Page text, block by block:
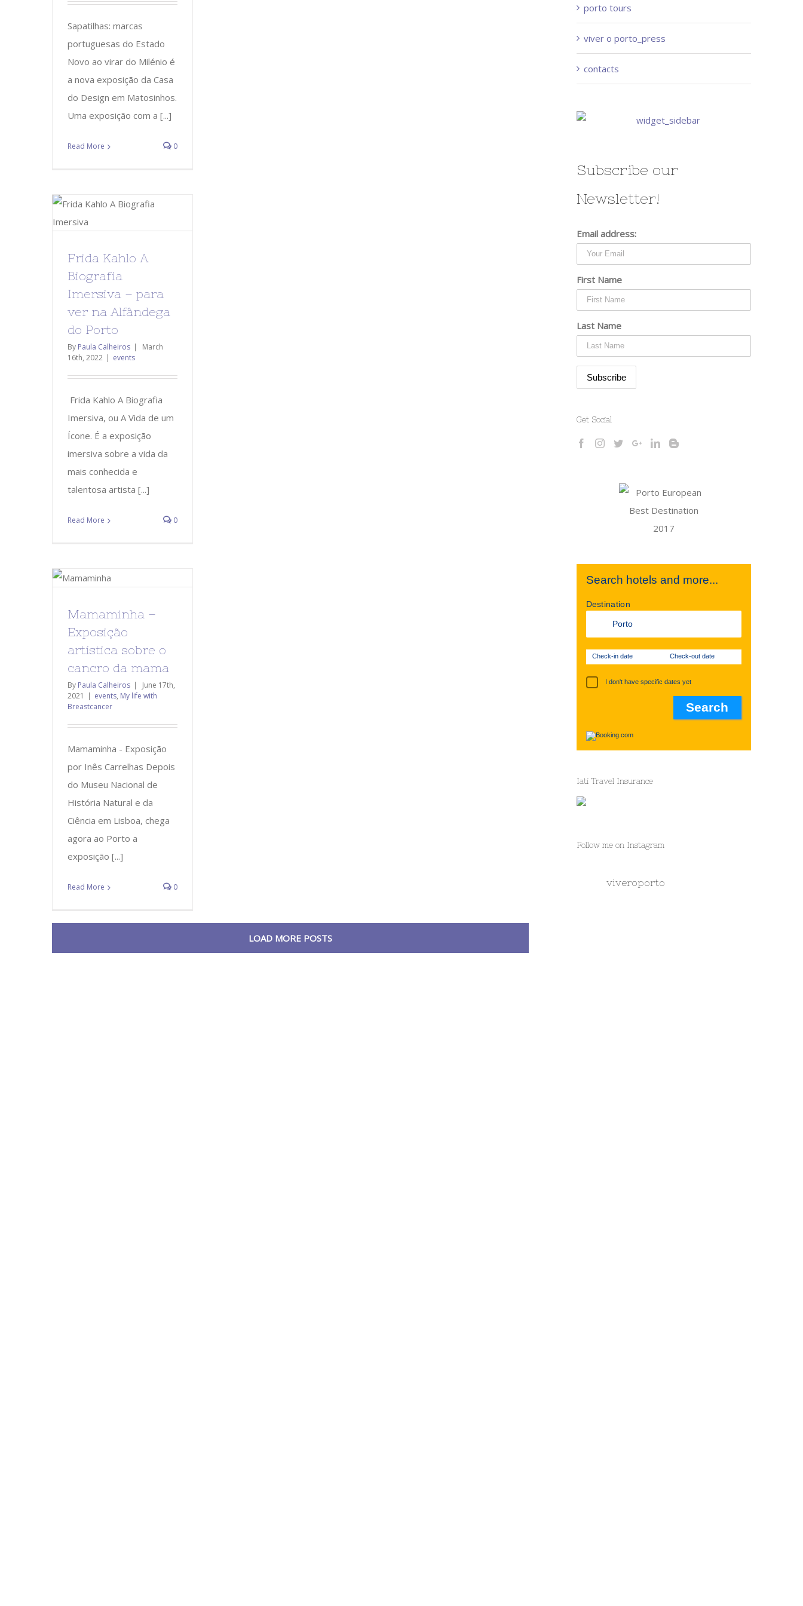
Sapatilhas: marcas
portuguesas do Estado
Novo ao virar do Milénio é
a nova exposição da Casa
do Design em Matosinhos.
Uma exposição com a [...]
Read More 0
Frida Kahlo A
Biografia
Imersiva – para
ver na Alfândega
do Porto
By Paula Calheiros |
March
16th, 2022 | events
Frida Kahlo A Biografia
Imersiva, ou A Vida de um
Ícone. É a exposição
imersiva sobre a vida da
mais conhecida e
talentosa artista [...]
Read More 0
Mamaminha –
Exposição
artística sobre o
cancro da mama
By Paula Calheiros |
June 17th,
2021
| events, My life with
Breastcancer
Mamaminha - Exposição
por Inês Carrelhas Depois
do Museu Nacional de
História Natural e da
Ciência em Lisboa, chega
agora ao Porto a
exposição [...]
Read More 0
LOAD MORE POSTS
porto tours
viver o porto_press
contacts
Subscribe our
Newsletter!
Email address:
First Name
Last Name
Get Social
Search hotels and more...
Destination
Check-in date Check-out date
I don't have specific dates yet
Iati Travel Insurance
Follow me on Instagram
viveroporto